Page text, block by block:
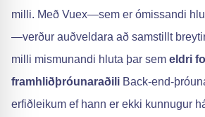
milli. Með Vuex—sem er ómissandi
—verður auðveldara að samstillt
milli mismunandi hluta þar sem eldri
framhliðþróunaraðili Back-end-
erfiðleikum ef hann er ekki kunnugur